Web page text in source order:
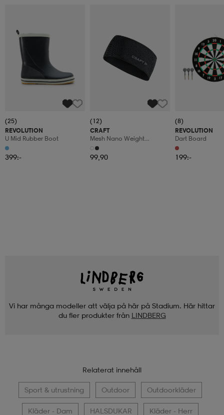
(25)
REVOLUTION
U Mid Rubber Boot
399:-
(12)
CRAFT
Mesh Nano Weight
Headband
99,90
(8)
REVOLUTION
Dart Board
199:-
Vi har många modeller att välja på här på Stadium. Här hittar
du fler produkter från LINDBERG
Relaterat innehåll
Sport & utrustning Outdoor Outdoorkläder
Kläder - Dam HALSDUKAR Kläder - Herr